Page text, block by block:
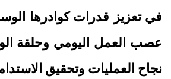
في تعزيز قدرات كوادرها
عصب العمل اليومي وحلقة
نجاح العمليات وتحقيق